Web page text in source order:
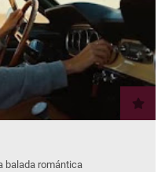
balada romántica